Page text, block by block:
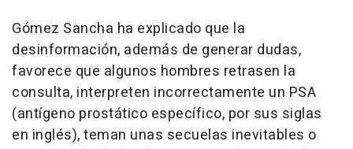
Gómez Sancha ha explicado que la
desinformación, además de generar dudas,
favorece que algunos hombres retrasen la
consulta, interpreten incorrectamente un PSA
(antígeno prostático específico, por sus siglas
en inglés), teman unas secuelas inevitables o